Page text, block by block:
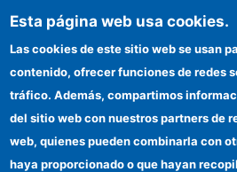
ILLA
Información para proveedores
Esta página web usa cookies.
Las cookies de este sitio web se usan
contenido, ofrecer funciones de redes
tráfico. Además, compartimos
del sitio web con nuestros partners de
web, quienes pueden combinarla con
haya proporcionado o que hayan